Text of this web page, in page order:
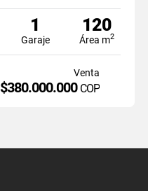
1
Garaje
120
Área m2
Venta
$380.000.000 COP